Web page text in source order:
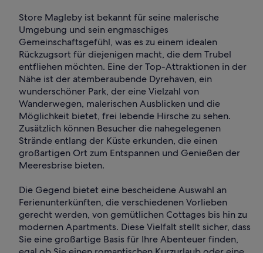
Store Magleby ist bekannt für seine malerische
Umgebung und sein engmaschiges
Gemeinschaftsgefühl, was es zu einem idealen
Rückzugsort für diejenigen macht, die dem Trubel
entfliehen möchten. Eine der Top-Attraktionen in der
Nähe ist der atemberaubende Dyrehaven, ein
wunderschöner Park, der eine Vielzahl von
Wanderwegen, malerischen Ausblicken und die
Möglichkeit bietet, frei lebende Hirsche zu sehen.
Zusätzlich können Besucher die nahegelegenen
Strände entlang der Küste erkunden, die einen
großartigen Ort zum Entspannen und Genießen der
Meeresbrise bieten.
Die Gegend bietet eine bescheidene Auswahl an
Ferienunterkünften, die verschiedenen Vorlieben
gerecht werden, von gemütlichen Cottages bis hin zu
modernen Apartments. Diese Vielfalt stellt sicher, dass
Sie eine großartige Basis für Ihre Abenteuer finden,